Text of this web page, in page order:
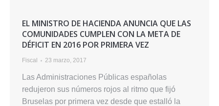
EL MINISTRO DE HACIENDA ANUNCIA QUE LAS
COMUNIDADES CUMPLEN CON LA META DE
DÉFICIT EN 2016 POR PRIMERA VEZ
Fiscal 23 marzo, 2017
Las Administraciones Públicas españolas
redujeron sus números rojos al ritmo que fijó
Bruselas por primera vez desde que estalló la